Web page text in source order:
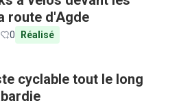
route d'Agde
0 Réalisé
cyclable tout le long